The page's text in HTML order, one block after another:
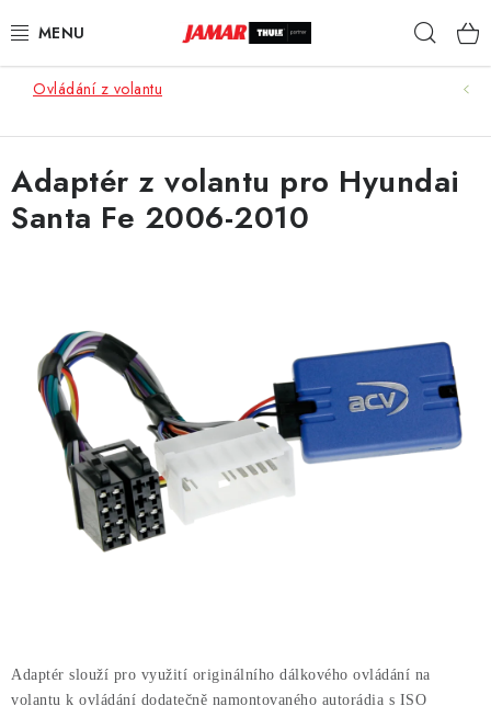
na
STŘEŠNÍ NOSIČE
STŘEŠNÍ BOXY
AUTOPOTAHY ŠITÉ NA MÍRU
AUTODOPLŇKY
PŮJČOVNA
BOXY NA TAŽNÁ ZAŘÍZENÍ
Ovládání z volantu
Adaptér slouží pro využití originálního dálkového ovládání na
volantu k ovládání dodatečně namontovaného autorádia s ISO
Adaptér z volantu pro Hyundai
Santa Fe 2006-2010